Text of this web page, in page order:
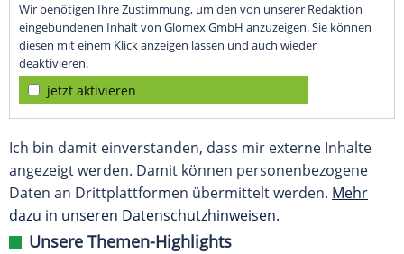
Wir benötigen Ihre Zustimmung, um den von unserer Redaktion
eingebundenen Inhalt von Glomex GmbH anzuzeigen. Sie können
diesen mit einem Klick anzeigen lassen und auch wieder
deaktivieren.
jetzt aktivieren
Ich bin damit einverstanden, dass mir externe Inhalte
angezeigt werden. Damit können personenbezogene
Daten an Drittplattformen übermittelt werden. Mehr
dazu in unseren Datenschutzhinweisen.
Unsere Themen-Highlights